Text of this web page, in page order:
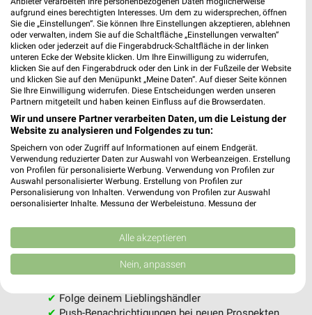
Jetzt alle "Hund & Katze" Themen entdecken!
MEHR PROSPEKTE
Alle Fressnapf Angebote immer griffbereit – mit der
kostenlosen weekli App für iOS & Android.
✔ Folge deinem Lieblingshändler
aufgrund eines berechtigten Interesses. Um dem zu widersprechen, öffnen
Sie die „Einstellungen“. Sie können Ihre Einstellungen akzeptieren, ablehnen
oder verwalten, indem Sie auf die Schaltfläche „Einstellungen verwalten“
klicken oder jederzeit auf die Fingerabdruck-Schaltfläche in der linken
unteren Ecke der Website klicken. Um Ihre Einwilligung zu widerrufen,
klicken Sie auf den Fingerabdruck oder den Link in der Fußzeile der Website
und klicken Sie auf den Menüpunkt „Meine Daten“. Auf dieser Seite können
Sie Ihre Einwilligung widerrufen. Diese Entscheidungen werden unseren
Partnern mitgeteilt und haben keinen Einfluss auf die Browserdaten.
Wir und unsere Partner verarbeiten Daten, um die Leistung der
Website zu analysieren und Folgendes zu tun:
Speichern von oder Zugriff auf Informationen auf einem Endgerät.
Verwendung reduzierter Daten zur Auswahl von Werbeanzeigen. Erstellung
von Profilen für personalisierte Werbung. Verwendung von Profilen zur
Auswahl personalisierter Werbung. Erstellung von Profilen zur
Personalisierung von Inhalten. Verwendung von Profilen zur Auswahl
personalisierter Inhalte. Messung der Werbeleistung. Messung der
Kombinationen von Daten aus verschiedenen Quellen. Entwicklung und
Verbesserung der Angebote. Verwendung reduzierter Daten zur Auswahl
von Inhalten.
Daten können außerhalb der Europäischen Union weitergegeben und in die
Website/App.
Alle akzeptieren
Nein, anpassen